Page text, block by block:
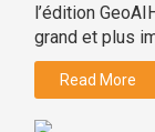
l’édition
grand et plus
Read More